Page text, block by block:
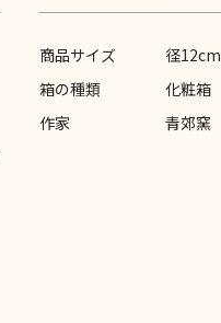
商品サイズ
径12cm
箱の種類
化粧箱
作家
青郊窯